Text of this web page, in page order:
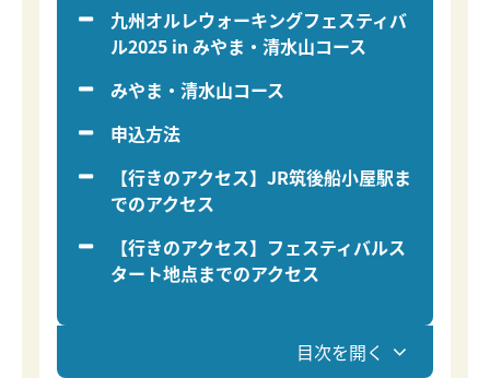
目次を開く
九州オルレウォーキングフェスティバ
ル2025 in みやま・清水山コース
みやま・清水山コース
申込方法
【行きのアクセス】JR筑後船小屋駅ま
でのアクセス
【行きのアクセス】フェスティバルス
タート地点までのアクセス